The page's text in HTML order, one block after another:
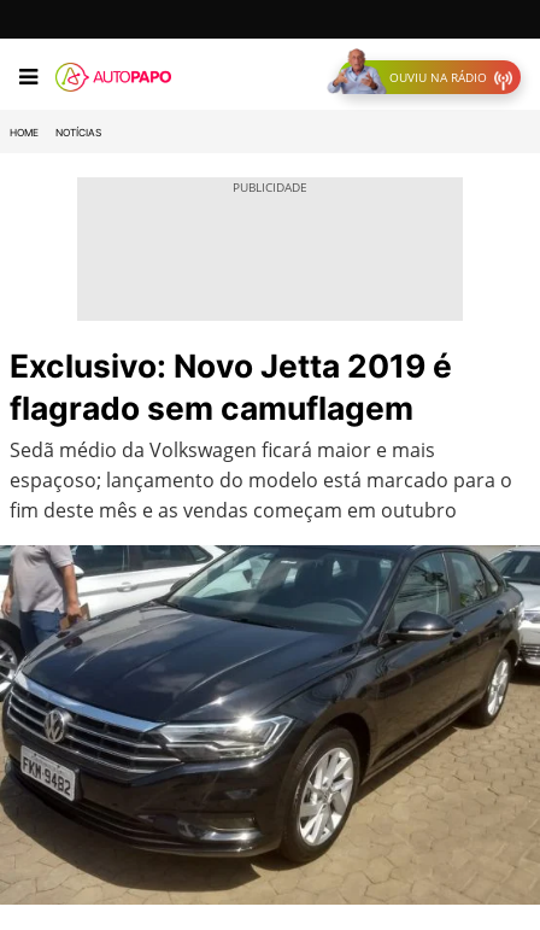
OUVIU NA RÁDIO
HOME NOTÍCIAS
Exclusivo: Novo Jetta 2019 é
flagrado sem camuflagem
Sedã médio da Volkswagen ficará maior e mais
espaçoso; lançamento do modelo está marcado para o
fim deste mês e as vendas começam em outubro